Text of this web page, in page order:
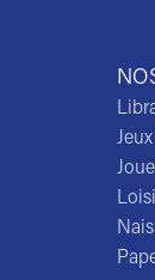
Jeux